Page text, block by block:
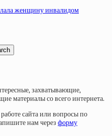
женщину инвалидом
захватывающие,
материалы со всего интернета.
сайта или вопросы по
нам через форму